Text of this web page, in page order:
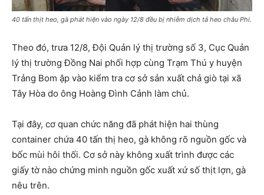
40 tấn thịt heo, gà phát hiện vào ngày 12/8 đều bị nhiễm dịch tả heo châu Phi.
Theo đó, trưa 12/8, Đội Quản lý thị trường số 3, Cục Quản
lý thị trường Đồng Nai phối hợp cùng Trạm Thú y huyện
Trảng Bom ập vào kiểm tra cơ sở sản xuất chả giò tại xã
Tây Hòa do ông Hoàng Đình Cảnh làm chủ.
Tại đây, cơ quan chức năng đã phát hiện hai thùng
container chứa 40 tấn thị heo, gà không rõ nguồn gốc và
bốc mùi hôi thối. Cơ sở này không xuất trình được các
giấy tờ nào chứng minh nguồn gốc xuất xứ số thịt lợn, gà
nêu trên.